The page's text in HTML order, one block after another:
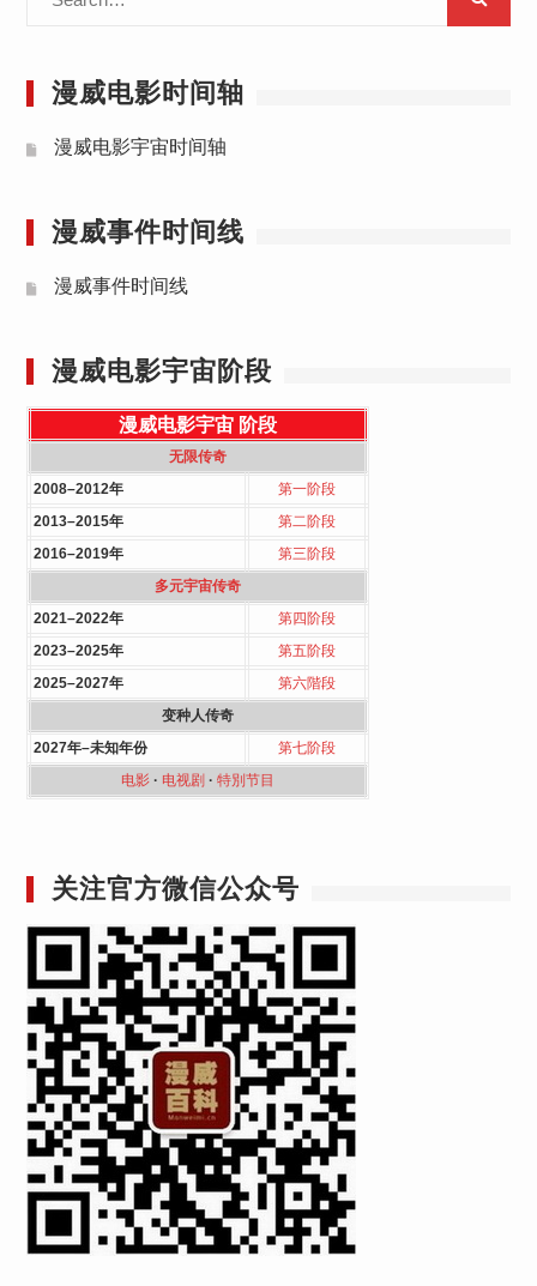
漫威电影时间轴
漫威电影宇宙时间轴
漫威事件时间线
漫威事件时间线
漫威电影宇宙阶段
漫威电影宇宙 阶段
无限传奇
2008–2012年
第一阶段
2013–2015年
第二阶段
2016–2019年
第三阶段
多元宇宙传奇
2021–2022年
第四阶段
2023–2025年
第五阶段
2025–2027年
第六階段
变种人传奇
2027年–未知年份
第七阶段
电影· 电视剧 · 特別节目
关注官方微信公众号